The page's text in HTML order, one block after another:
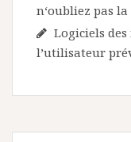
n‘oubliez pas la
Logiciels des
l’utilisateur